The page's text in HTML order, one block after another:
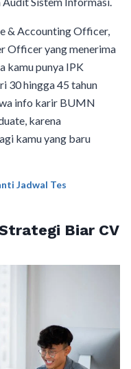
& Accounting Officer,
Officer yang menerima
kamu punya IPK
30 hingga 45 tahun
info karir BUMN
karena
kamu yang baru
Jadwal Tes
Biar CV